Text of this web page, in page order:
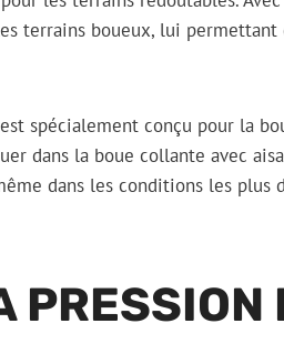
terrains boueux, lui permettant
spécialement conçu pour la
dans la boue collante avec
dans les conditions les plus
PRESSION